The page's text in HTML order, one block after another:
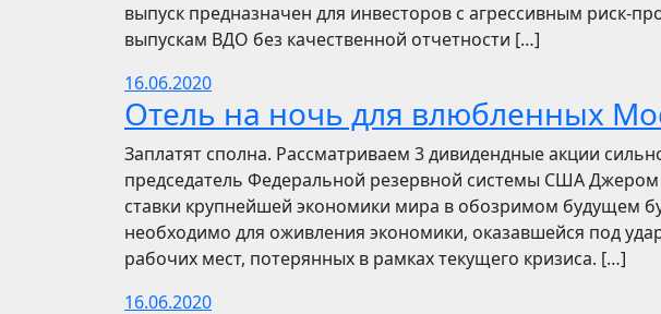
выпуск предназначен для инвесторов с агрессивным риск-
выпускам ВДО без качественной отчетности […]
16.06.2020
Отель на ночь для влюбленных
Заплатят сполна. Рассматриваем 3 дивидендные акции
председатель Федеральной резервной системы США
ставки крупнейшей экономики мира в обозримом будущем
необходимо для оживления экономики, оказавшейся под
рабочих мест, потерянных в рамках текущего кризиса. […]
16.06.2020